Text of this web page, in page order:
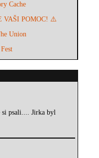
Cache
VAŠI POMOC! ⚠️
Union
si psali.... Jirka byl